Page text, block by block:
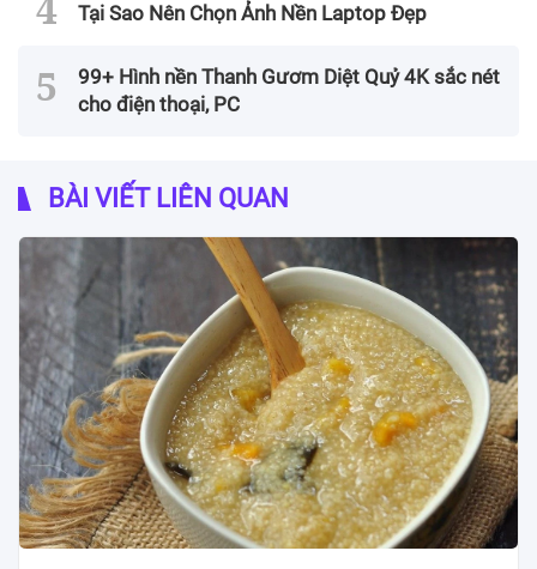
Tại Sao Nên Chọn Ảnh Nền Laptop Đẹp
99+ Hình nền Thanh Gươm Diệt Quỷ 4K sắc nét
cho điện thoại, PC
BÀI VIẾT LIÊN QUAN